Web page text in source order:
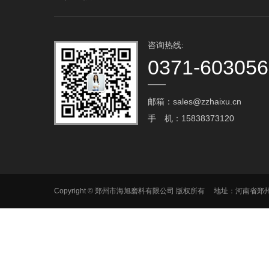
咨询热线:
0371-
邮箱：sales@zzhaixu.cn
手 机：15838373120
Copyright © 郑州市海旭磨料有限公司 版权所有 地址：河南省